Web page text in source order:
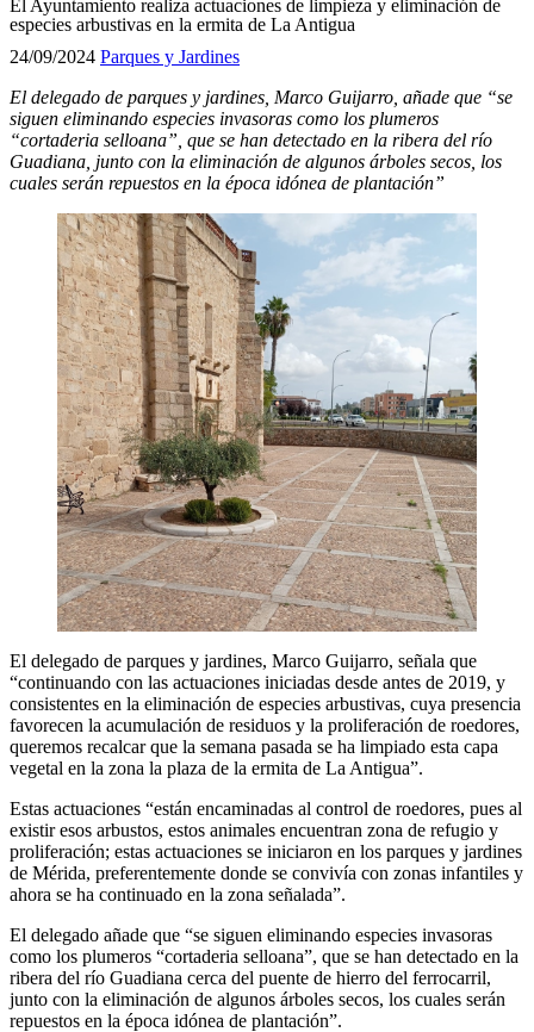
El Ayuntamiento realiza actuaciones de limpieza y eliminación de
especies arbustivas en la ermita de La Antigua
24/09/2024 Parques y Jardines
El delegado de parques y jardines, Marco Guijarro, añade que “se
siguen eliminando especies invasoras como los plumeros
“cortaderia selloana”, que se han detectado en la ribera del río
Guadiana, junto con la eliminación de algunos árboles secos, los
cuales serán repuestos en la época idónea de plantación”
El delegado de parques y jardines, Marco Guijarro, señala que
“continuando con las actuaciones iniciadas desde antes de 2019, y
consistentes en la eliminación de especies arbustivas, cuya presencia
favorecen la acumulación de residuos y la proliferación de roedores,
queremos recalcar que la semana pasada se ha limpiado esta capa
vegetal en la zona la plaza de la ermita de La Antigua”.
Estas actuaciones “están encaminadas al control de roedores, pues al
existir esos arbustos, estos animales encuentran zona de refugio y
proliferación; estas actuaciones se iniciaron en los parques y jardines
de Mérida, preferentemente donde se convivía con zonas infantiles y
ahora se ha continuado en la zona señalada”.
El delegado añade que “se siguen eliminando especies invasoras
como los plumeros “cortaderia selloana”, que se han detectado en la
ribera del río Guadiana cerca del puente de hierro del ferrocarril,
junto con la eliminación de algunos árboles secos, los cuales serán
repuestos en la época idónea de plantación”.